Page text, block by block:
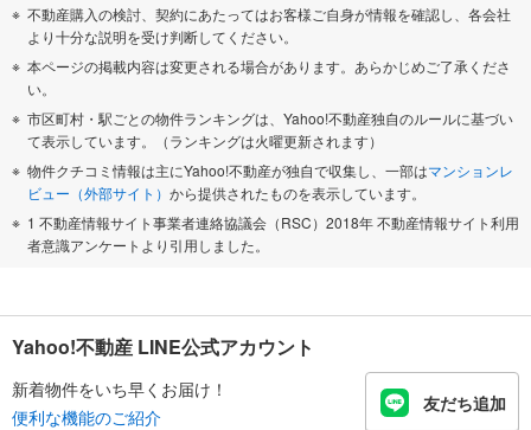
不動産購入の検討、契約にあたってはお客様ご自身が情報を確認し、各会社
より十分な説明を受け判断してください。
本ページの掲載内容は変更される場合があります。あらかじめご了承くださ
い。
市区町村・駅ごとの物件ランキングは、Yahoo!不動産独自のルールに基づい
て表示しています。（ランキングは火曜更新されます）
物件クチコミ情報は主にYahoo!不動産が独自で収集し、一部はマンションレ
ビュー（外部サイト） から提供されたものを表示しています。
1 不動産情報サイト事業者連絡協議会（RSC）2018年 不動産情報サイト利用
者意識アンケートより引用しました。
Yahoo!不動産 LINE公式アカウント
新着物件をいち早くお届け！
便利な機能のご紹介
友だち追加